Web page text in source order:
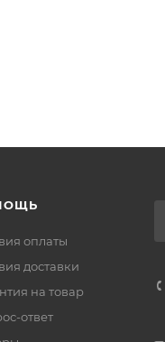
оплаты
доставки
на товар
ответ